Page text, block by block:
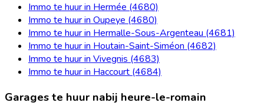
Immo te huur in Hermée (4680)
Immo te huur in Oupeye (4680)
Immo te huur in Hermalle-Sous-Argenteau (4681)
Immo te huur in Houtain-Saint-Siméon (4682)
Immo te huur in Vivegnis (4683)
Immo te huur in Haccourt (4684)
Garages te huur nabij heure-le-romain